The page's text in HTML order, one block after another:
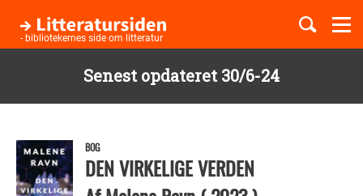
Senest opdateret 30/6-24
hovedindhold
- bibliotekernes side om litteratur
Børnebøger
BOG
DEN VIRKELIGE VERDEN